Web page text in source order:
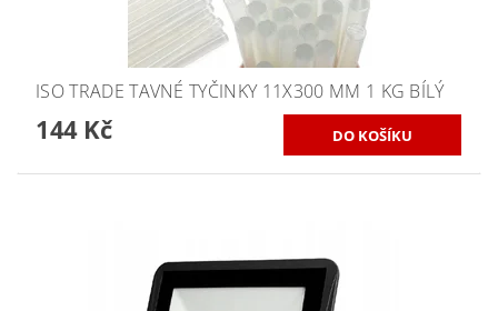
ISO TRADE TAVNÉ TYČINKY 11X300 MM 1 KG BÍLÝ
144 Kč